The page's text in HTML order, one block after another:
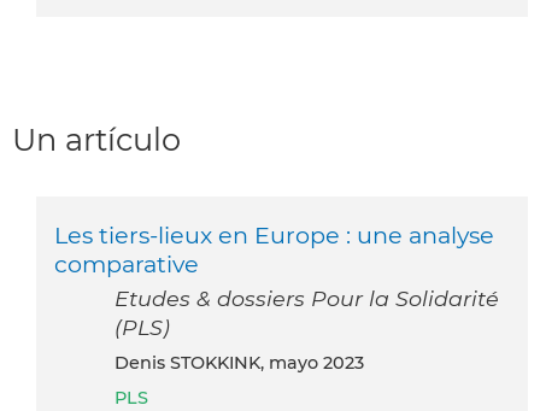
Un artículo
Les tiers-lieux en Europe : une analyse
comparative
Etudes & dossiers Pour la Solidarité
(PLS)
Denis STOKKINK, mayo 2023
PLS